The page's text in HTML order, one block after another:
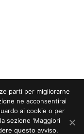
parti per migliorarne
ne acconsentirai
ai cookie o per
sezione 'Maggiori
questo avviso.